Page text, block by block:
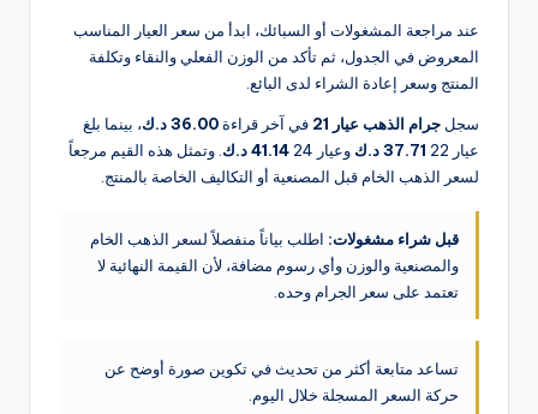
عند مراجعة المشغولات أو السبائك، ابدأ من سعر العيار المناسب
المعروض في الجدول، ثم تأكد من الوزن الفعلي والنقاء وتكلفة
المنتج وسعر إعادة الشراء لدى البائع.
سجل جرام الذهب عيار 21 في آخر قراءة 36.00 د.ك
، بينما بلغ
عيار 22
37.71 د.ك وعيار 24 41.14 د.ك
. وتمثل هذه القيم مرجعاً
لسعر الذهب الخام قبل المصنعية أو التكاليف الخاصة بالمنتج.
قبل شراء مشغولات: اطلب بياناً منفصلاً لسعر الذهب الخام
والمصنعية والوزن وأي رسوم مضافة، لأن القيمة النهائية لا
تعتمد على سعر الجرام وحده.
تساعد متابعة أكثر من تحديث في تكوين صورة أوضح عن
حركة السعر المسجلة خلال اليوم.